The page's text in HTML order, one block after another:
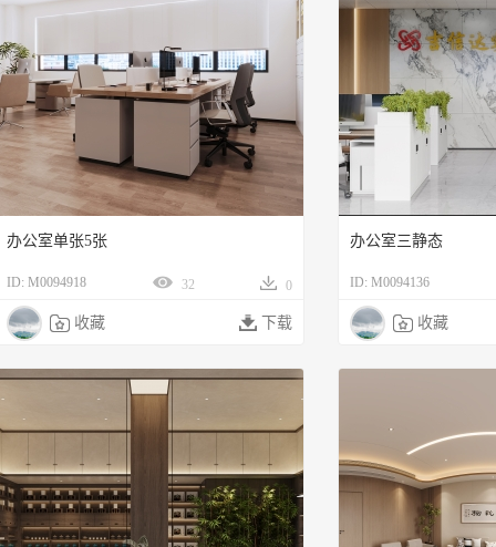
办公室单张5张
ID: M0094918 32 0
 收藏  下载
办公室三静态
ID: M0094136
 收藏